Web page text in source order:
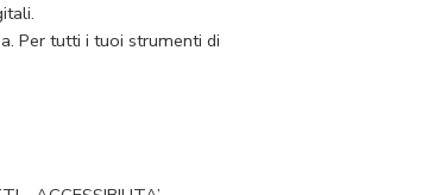
Per tutti i tuoi strumenti di